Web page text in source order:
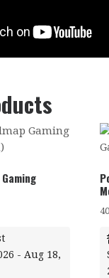
- Aug 18,